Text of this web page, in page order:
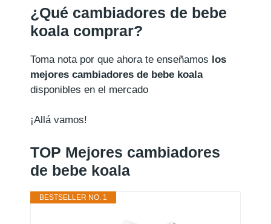
¿Qué cambiadores de bebe
koala comprar?
Toma nota por que ahora te enseñamos los
mejores cambiadores de bebe koala
disponibles en el mercado
¡Allá vamos!
TOP Mejores cambiadores
de bebe koala
BESTSELLER NO. 1